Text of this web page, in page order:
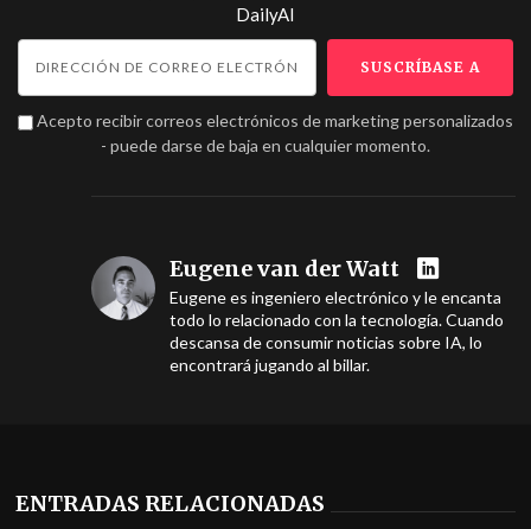
DailyAI
Acepto recibir correos electrónicos de marketing personalizados
- puede darse de baja en cualquier momento.
Eugene van der Watt
Eugene es ingeniero electrónico y le encanta
todo lo relacionado con la tecnología. Cuando
descansa de consumir noticias sobre IA, lo
encontrará jugando al billar.
ENTRADAS RELACIONADAS